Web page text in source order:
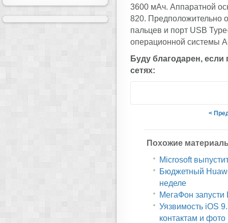
3600 мАч. Аппаратной
820. Предположительно
пальцев и порт USB
операционной системы
Буду благодарен, если
сетях:
<
Похожие
Microsoft
Бюджетный
неделе
МегаФон
Уязвимость iOS
контактам и фото